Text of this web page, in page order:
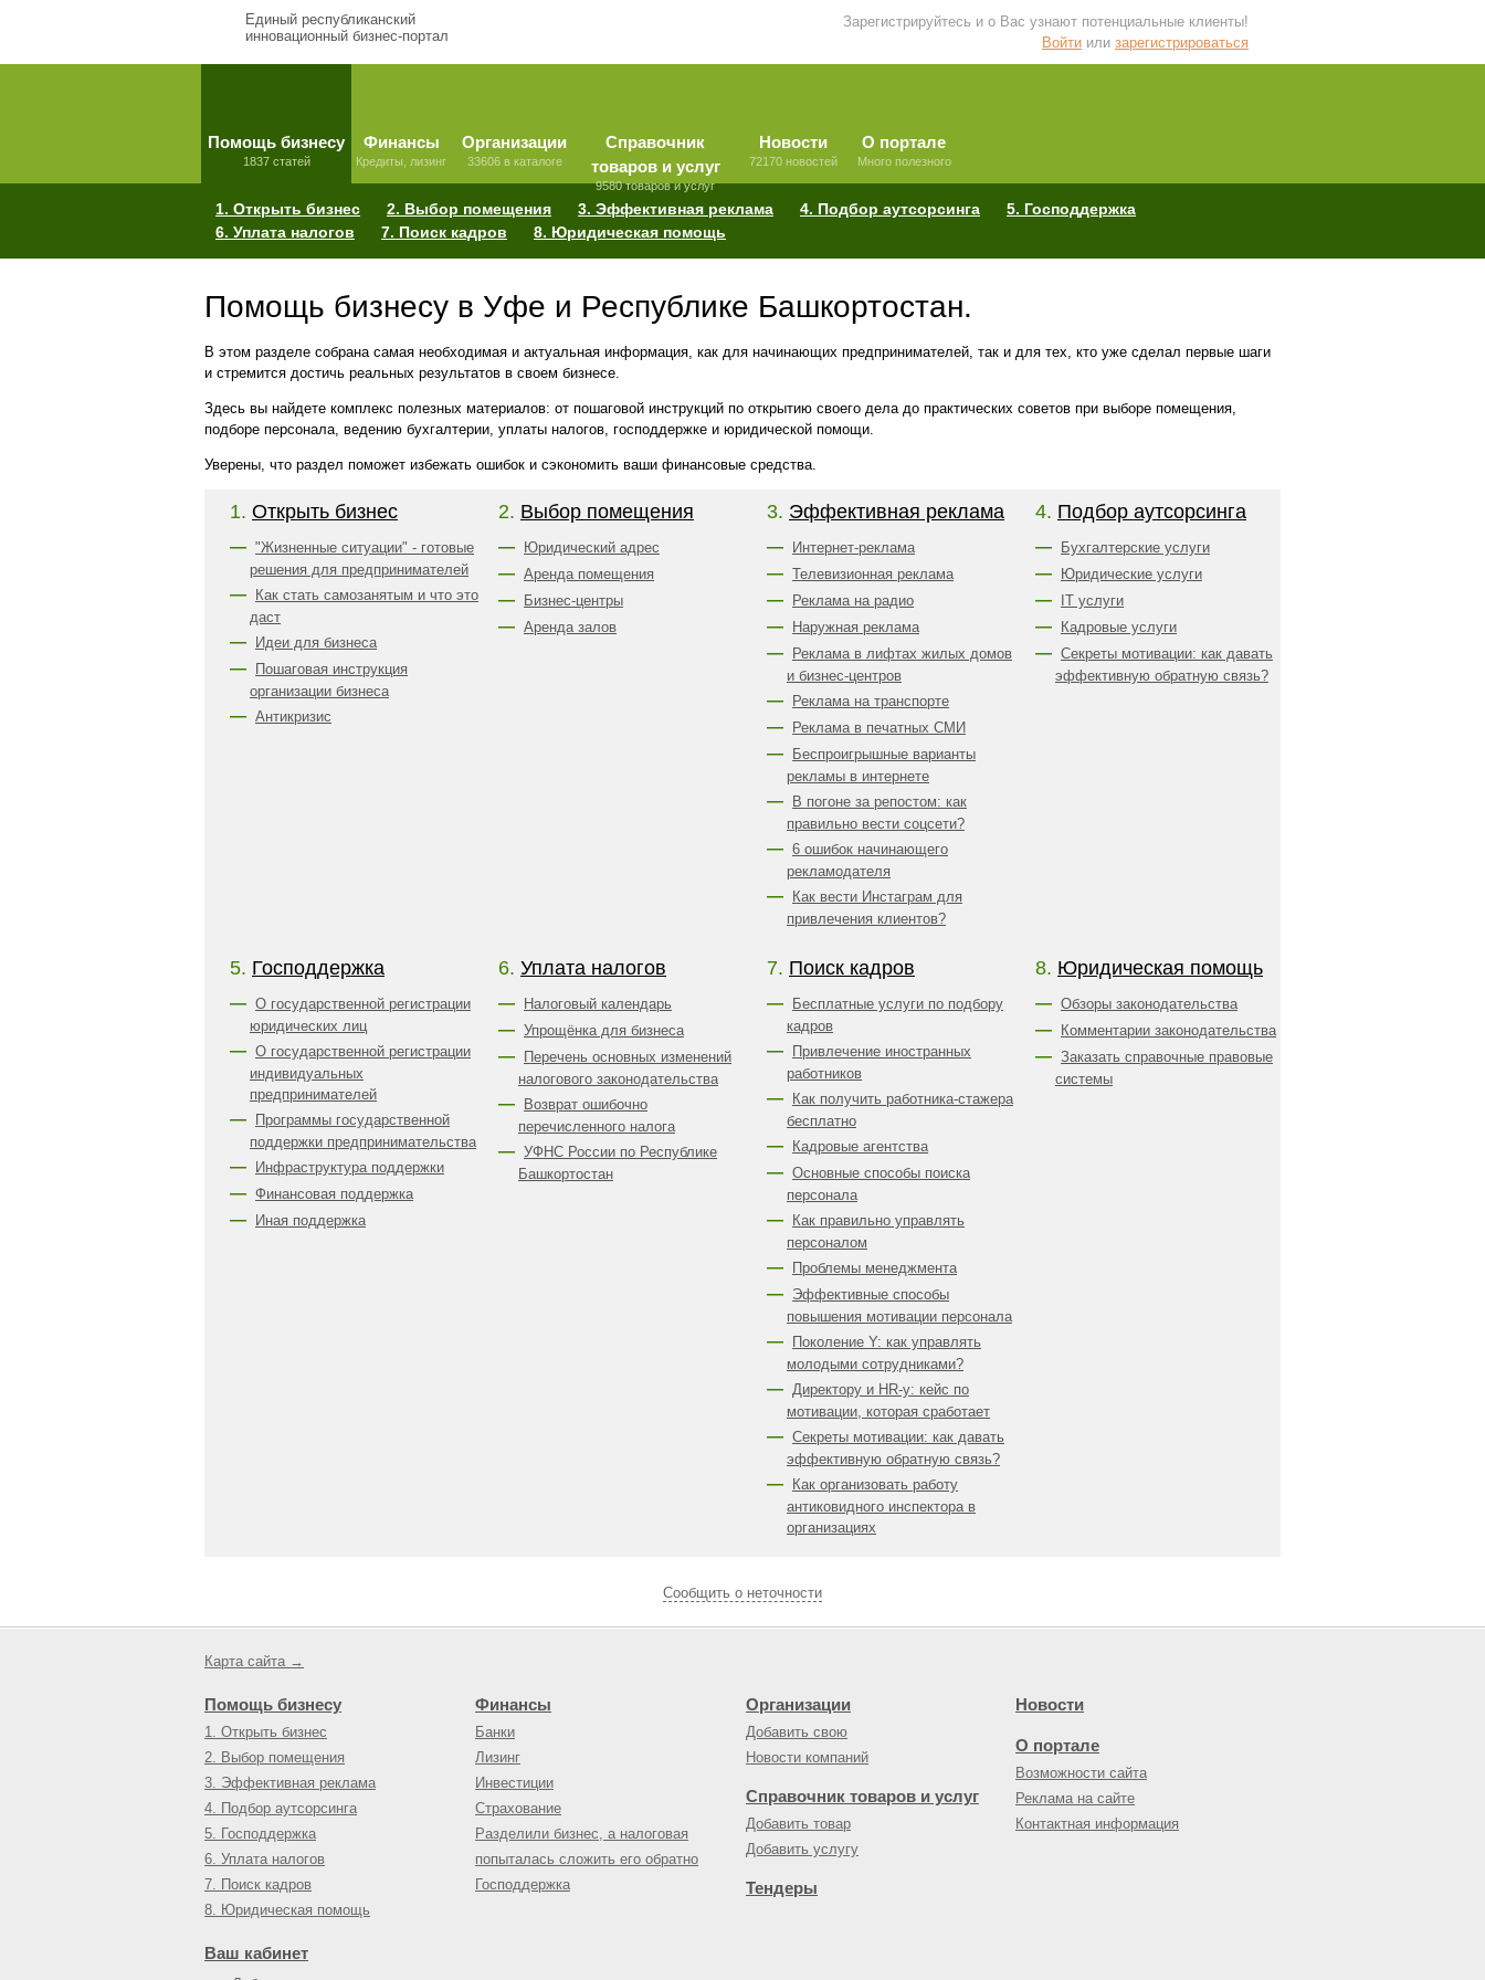
Единый республиканский
инновационный бизнес-портал
Зарегистрируйтесь и о Вас узнают потенциальные клиенты!
Войти или зарегистрироваться
Помощь бизнесу
1837 статей
Финансы
Кредиты, лизинг
Организации
33606 в каталоге
Справочник
товаров и услуг
9580 товаров и услуг
Новости
72170 новостей
О портале
Много полезного
1. Открыть бизнес 2. Выбор помещения 3. Эффективная реклама 4. Подбор аутсорсинга
5. Господдержка
6. Уплата налогов
7. Поиск кадров 8. Юридическая помощь
Помощь бизнесу в Уфе и Республике Башкортостан.
В этом разделе собрана самая необходимая и актуальная информация, как для начинающих предпринимателей, так и для тех, кто уже сделал первые шаги
и стремится достичь реальных результатов в своем бизнесе.
Здесь вы найдете комплекс полезных материалов: от пошаговой инструкций по открытию своего дела до практических советов при выборе помещения,
подборе персонала, ведению бухгалтерии, уплаты налогов, господдержке и юридической помощи.
Уверены, что раздел поможет избежать ошибок и сэкономить ваши финансовые средства.
1. Открыть бизнес
"Жизненные ситуации" - готовые
решения для предпринимателей
Как стать самозанятым и что это
даст
Идеи для бизнеса
Пошаговая инструкция
организации бизнеса
Антикризис
2. Выбор помещения
Юридический адрес
Аренда помещения
Бизнес-центры
Аренда залов
3. Эффективная реклама
Интернет-реклама
Телевизионная реклама
Реклама на радио
Наружная реклама
Реклама в лифтах жилых домов
и бизнес-центров
Реклама на транспорте
Реклама в печатных СМИ
Беспроигрышные варианты
рекламы в интернете
В погоне за репостом: как
правильно вести соцсети?
6 ошибок начинающего
рекламодателя
Как вести Инстаграм для
привлечения клиентов?
4. Подбор аутсорсинга
Бухгалтерские услуги
Юридические услуги
IT услуги
Кадровые услуги
Секреты мотивации: как давать
эффективную обратную связь?
5. Господдержка
О государственной регистрации
юридических лиц
О государственной регистрации
индивидуальных
предпринимателей
Программы государственной
поддержки предпринимательства
Инфраструктура поддержки
Финансовая поддержка
Иная поддержка
6. Уплата налогов
Налоговый календарь
Упрощёнка для бизнеса
Перечень основных изменений
налогового законодательства
Возврат ошибочно
перечисленного налога
УФНС России по Республике
Башкортостан
7. Поиск кадров
Бесплатные услуги по подбору
кадров
Привлечение иностранных
работников
Как получить работника-стажера
бесплатно
Кадровые агентства
Основные способы поиска
персонала
Как правильно управлять
персоналом
Проблемы менеджмента
Эффективные способы
повышения мотивации персонала
Поколение Y: как управлять
молодыми сотрудниками?
Директору и HR-у: кейс по
мотивации, которая сработает
Секреты мотивации: как давать
эффективную обратную связь?
Как организовать работу
антиковидного инспектора в
организациях
8. Юридическая помощь
Обзоры законодательства
Комментарии законодательства
Заказать справочные правовые
системы
Cообщить о неточности
Карта сайта →
Помощь бизнесу
1. Открыть бизнес
2. Выбор помещения
3. Эффективная реклама
4. Подбор аутсорсинга
5. Господдержка
6. Уплата налогов
7. Поиск кадров
8. Юридическая помощь
Финансы
Банки
Лизинг
Инвестиции
Страхование
Разделили бизнес, а налоговая
попыталась сложить его обратно
Господдержка
Организации
Добавить свою
Новости компаний
Справочник товаров и услуг
Добавить товар
Добавить услугу
Тендеры
Новости
О портале
Возможности сайта
Реклама на сайте
Контактная информация
Ваш кабинет